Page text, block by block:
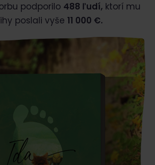
podporilo 488 ľudí, ktorí mu
poslali vyše 11 000 €.